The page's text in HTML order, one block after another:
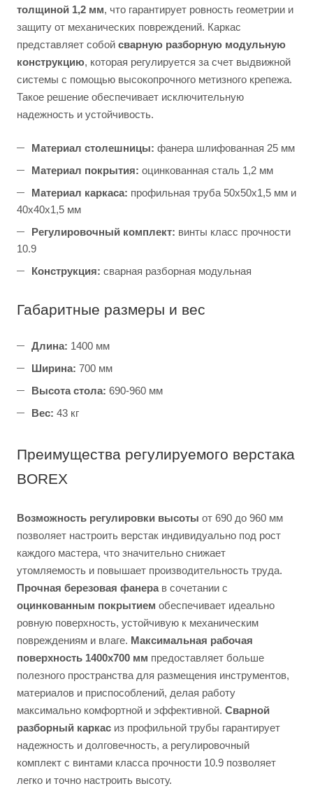
толщиной 1,2 мм, что гарантирует ровность геометрии и
защиту от механических повреждений. Каркас
представляет собой сварную разборную модульную
конструкцию, которая регулируется за счет выдвижной
системы с помощью высокопрочного метизного крепежа.
Такое решение обеспечивает исключительную
надежность и устойчивость.
Материал столешницы: фанера шлифованная 25 мм
Материал покрытия: оцинкованная сталь 1,2 мм
Материал каркаса: профильная труба 50х50х1,5 мм и
40х40х1,5 мм
Регулировочный комплект: винты класс прочности
10.9
Конструкция: сварная разборная модульная
Габаритные размеры и вес
Длина: 1400 мм
Ширина: 700 мм
Высота стола: 690-960 мм
Вес: 43 кг
Преимущества регулируемого верстака
BOREX
Возможность регулировки высоты от 690 до 960 мм
позволяет настроить верстак индивидуально под рост
каждого мастера, что значительно снижает
утомляемость и повышает производительность труда.
Прочная березовая фанерав сочетании с
оцинкованным покрытием обеспечивает идеально
ровную поверхность, устойчивую к механическим
повреждениям и влаге. Максимальная рабочая
поверхность 1400х700 мм предоставляет больше
полезного пространства для размещения инструментов,
материалов и приспособлений, делая работу
максимально комфортной и эффективной. Сварной
разборный каркас из профильной трубы гарантирует
надежность и долговечность, а регулировочный
комплект с винтами класса прочности 10.9 позволяет
легко и точно настроить высоту.